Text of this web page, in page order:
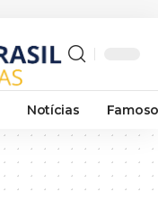
Notícias